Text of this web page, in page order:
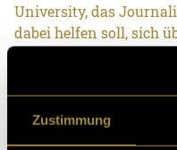
Zustimmung
University, das
dabei helfen soll, sich
aber auch, wie man
insbesondere, wie
entwickelnden Gehirn
Expertin ist klinische